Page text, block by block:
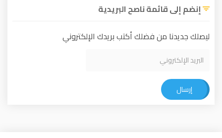
إنضم إلى قائمة ناصح البريدية
ليصلك جديدنا من فضلك أكتب بريدك الإلكتروني
إرسال